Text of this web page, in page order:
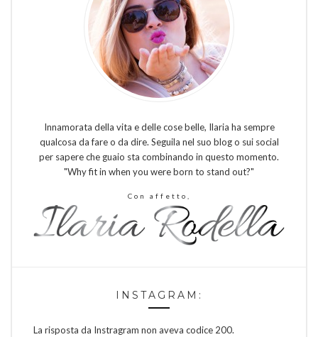
Innamorata della vita e delle cose belle, Ilaria ha sempre
qualcosa da fare o da dire. Seguila nel suo blog o sui social
per sapere che guaio sta combinando in questo momento.
"Why fit in when you were born to stand out?"
Con affetto,
INSTAGRAM:
La risposta da Instragram non aveva codice 200.